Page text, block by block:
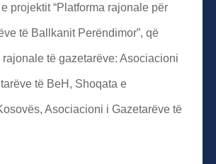
projektit “Platforma rajonale për
të Ballkanit Perëndimor”, që
të gazetarëve: Asociacioni
të BeH, Shoqata e
Asociacioni i Gazetarëve të